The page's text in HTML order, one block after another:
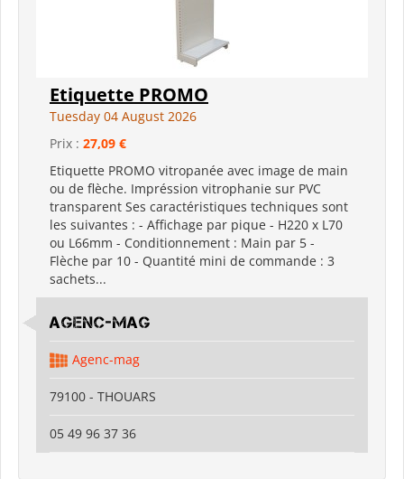
Etiquette PROMO
Tuesday 04 August 2026
Prix : 27,09 €
Etiquette PROMO vitropanée avec image de main
ou de flèche. Impréssion vitrophanie sur PVC
transparent Ses caractéristiques techniques sont
les suivantes : - Affichage par pique - H220 x L70
ou L66mm - Conditionnement : Main par 5 -
Flèche par 10 - Quantité mini de commande : 3
sachets...
Agenc-mag
Agenc-mag
79100 - THOUARS
05 49 96 37 36